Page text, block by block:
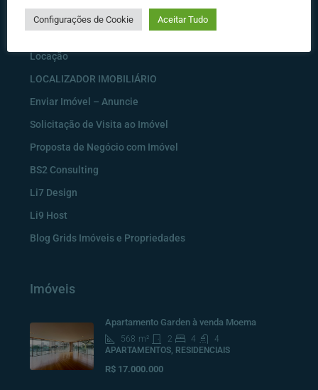
Venda
Locação
LOCALIZADOR IMOBILIÁRIO
Enviar Imóvel – Anuncie
Solicitação de Visita ao Imóvel
Proposta de Negócio com Imóvel
BS2 Consulting
Li7 Design
Li9 Host
Blog Grids Imóveis e Propriedades
Imóveis
Apartamento Garden à venda Moema
568 m² 2 4
4
APARTAMENTOS, RESIDENCIAIS
R$ 17.000.000
Configurações de Cookie Aceitar Tudo